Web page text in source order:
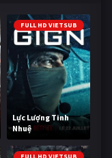
FULL HD VIETSUB
Lực Lượng Tinh
Nhuệ